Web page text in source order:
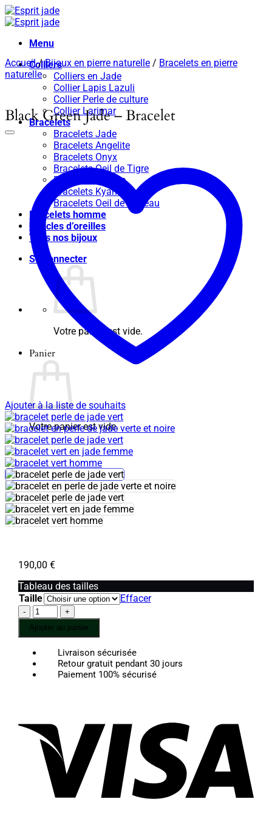
Passer
au
Menu
Colliers
Colliers en Jade
Collier Lapis Lazuli
Collier Perle de culture
Collier Larimar
Bracelets
Bracelets Jade
Bracelets Angelite
Bracelets Onyx
Bracelets Oeil de Tigre
Bracelets Apatite
Bracelets Kyanite
Bracelets Oeil de taureau
Bracelets homme
Boucles d’oreilles
Tous nos bijoux
Se connecter
Votre panier est vide.
Panier
Votre panier est vide.
Accueil / Bijoux en pierre naturelle / Bracelets en pierre
naturelle
Black Green Jade – Bracelet
Ajouter à la liste de souhaits
190,00 €
Tableau des tailles
Taille
Effacer
quantité
de
Black
Jade
-
Bracelet
Ajouter au panier
Livraison sécurisée
Retour gratuit pendant 30 jours
Paiement 100% sécurisé